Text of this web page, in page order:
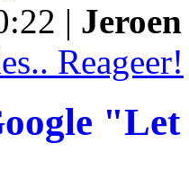
|
Reageer!